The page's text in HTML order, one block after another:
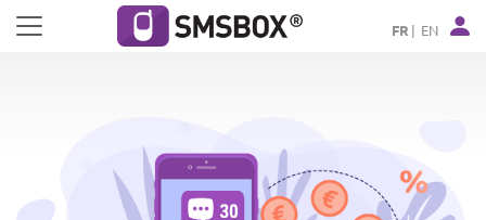
Panneau de gestion des cookies
FR EN